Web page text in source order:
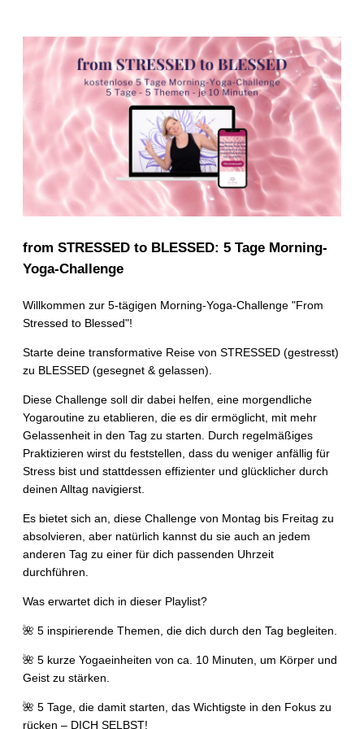
from STRESSED to BLESSED: 5 Tage Morning-
Yoga-Challenge
Willkommen zur 5-tägigen Morning-Yoga-Challenge "From
Stressed to Blessed"!
Starte deine transformative Reise von STRESSED (gestresst)
zu BLESSED (gesegnet & gelassen).
Diese Challenge soll dir dabei helfen, eine morgendliche
Yogaroutine zu etablieren, die es dir ermöglicht, mit mehr
Gelassenheit in den Tag zu starten. Durch regelmäßiges
Praktizieren wirst du feststellen, dass du weniger anfällig für
Stress bist und stattdessen effizienter und glücklicher durch
deinen Alltag navigierst.
Es bietet sich an, diese Challenge von Montag bis Freitag zu
absolvieren, aber natürlich kannst du sie auch an jedem
anderen Tag zu einer für dich passenden Uhrzeit
durchführen.
Was erwartet dich in dieser Playlist?
🌺 5 inspirierende Themen, die dich durch den Tag begleiten.
🌺 5 kurze Yogaeinheiten von ca. 10 Minuten, um Körper und
Geist zu stärken.
🌺 5 Tage, die damit starten, das Wichtigste in den Fokus zu
rücken – DICH SELBST!